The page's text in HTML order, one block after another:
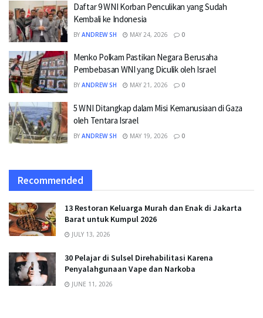
Daftar 9 WNI Korban Penculikan yang Sudah
Kembali ke Indonesia
BY ANDREW SH MAY 24, 2026 0
Menko Polkam Pastikan Negara Berusaha
Pembebasan WNI yang Diculik oleh Israel
BY ANDREW SH MAY 21, 2026 0
5 WNI Ditangkap dalam Misi Kemanusiaan di Gaza
oleh Tentara Israel
BY ANDREW SH MAY 19, 2026 0
Recommended
13 Restoran Keluarga Murah dan Enak di Jakarta
Barat untuk Kumpul 2026
JULY 13, 2026
30 Pelajar di Sulsel Direhabilitasi Karena
Penyalahgunaan Vape dan Narkoba
JUNE 11, 2026